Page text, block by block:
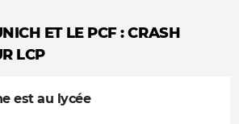
ET LE PCF : CRASH
LCP
est au lycée